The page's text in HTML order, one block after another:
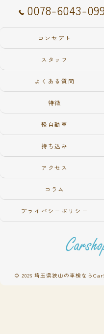
0078-6043-
コンセプト
スタッフ
よくある質問
特徴
軽自動車
持ち込み
アクセス
コラム
プライバシーポリシー
© 2026 埼玉県狭山の車検なら